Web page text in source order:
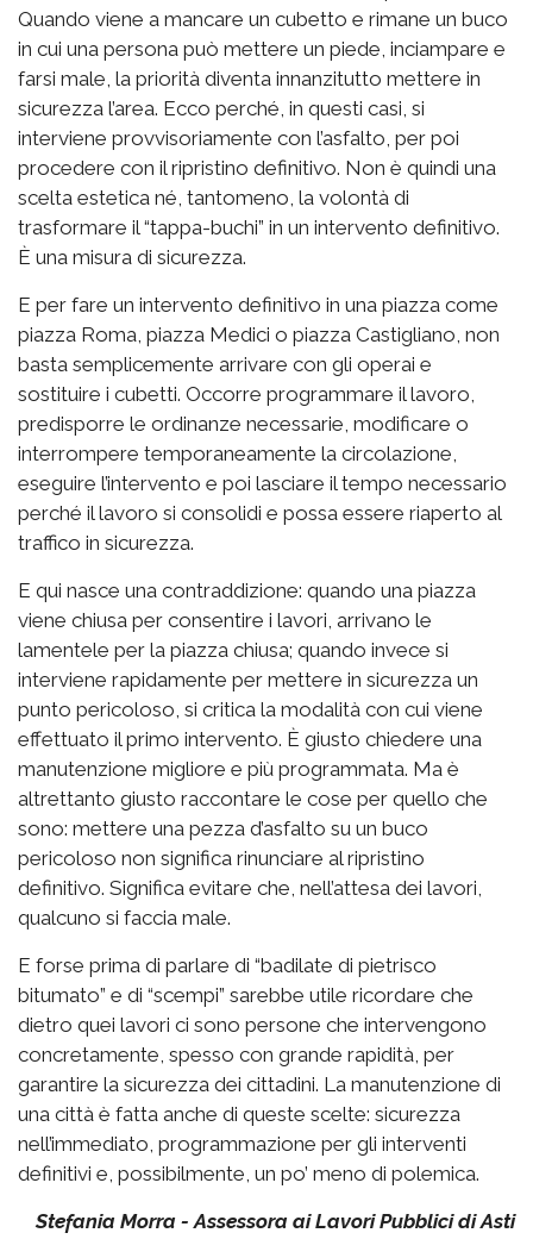
Quando viene a mancare un cubetto e rimane un buco
in cui una persona può mettere un piede, inciampare e
farsi male, la priorità diventa innanzitutto mettere in
sicurezza l’area. Ecco perché, in questi casi, si
interviene provvisoriamente con l’asfalto, per poi
procedere con il ripristino definitivo. Non è quindi una
scelta estetica né, tantomeno, la volontà di
trasformare il “tappa-buchi” in un intervento definitivo.
È una misura di sicurezza.
E per fare un intervento definitivo in una piazza come
piazza Roma, piazza Medici o piazza Castigliano, non
basta semplicemente arrivare con gli operai e
sostituire i cubetti. Occorre programmare il lavoro,
predisporre le ordinanze necessarie, modificare o
interrompere temporaneamente la circolazione,
eseguire l’intervento e poi lasciare il tempo necessario
perché il lavoro si consolidi e possa essere riaperto al
traffico in sicurezza.
E qui nasce una contraddizione: quando una piazza
viene chiusa per consentire i lavori, arrivano le
lamentele per la piazza chiusa; quando invece si
interviene rapidamente per mettere in sicurezza un
punto pericoloso, si critica la modalità con cui viene
effettuato il primo intervento. È giusto chiedere una
manutenzione migliore e più programmata. Ma è
altrettanto giusto raccontare le cose per quello che
sono: mettere una pezza d’asfalto su un buco
pericoloso non significa rinunciare al ripristino
definitivo. Significa evitare che, nell’attesa dei lavori,
qualcuno si faccia male.
E forse prima di parlare di “badilate di pietrisco
bitumato” e di “scempi” sarebbe utile ricordare che
dietro quei lavori ci sono persone che intervengono
concretamente, spesso con grande rapidità, per
garantire la sicurezza dei cittadini. La manutenzione di
una città è fatta anche di queste scelte: sicurezza
nell’immediato, programmazione per gli interventi
definitivi e, possibilmente, un po’ meno di polemica.
Stefania Morra - Assessora ai Lavori Pubblici di Asti